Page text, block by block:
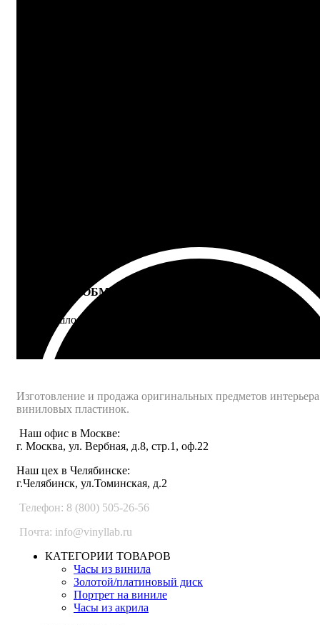
ВОЗВРАТ И ОБМЕН
Не подошло - вернем деньги
Изготовление и продажа оригинальных предметов
виниловых пластинок.
Наш офис в Москве:
г. Москва, ул. Вербная, д.8, стр.1, оф.22
Наш цех в Челябинске:
г.Челябинск, ул.Томинская, д.2
Телефон: 8 (800) 505-26-56
Почта: info@vinyllab.ru
КАТЕГОРИИ ТОВАРОВ
Часы из винила
Золотой/платиновый диск
Портрет на виниле
Часы из акрила